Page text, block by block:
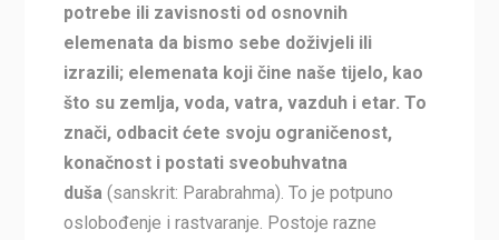
potrebe ili zavisnosti od osnovnih
elemenata da bismo sebe doživjeli ili
izrazili; elemenata koji čine naše tijelo, kao
što su zemlja, voda, vatra, vazduh i etar. To
znači, odbacit ćete svoju ograničenost,
konačnost i postati sveobuhvatna
duša (sanskrit: Parabrahma). To je potpuno
oslobođenje i rastvaranje. Postoje razne